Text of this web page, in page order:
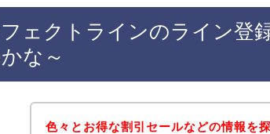
ェクトラインのライン登
な～
色々とお得な割引セールなどの情報を